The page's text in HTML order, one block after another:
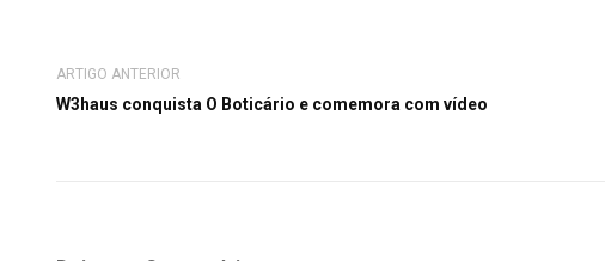
ARTIGO ANTERIOR
W3haus conquista O Boticário e comemora com vídeo